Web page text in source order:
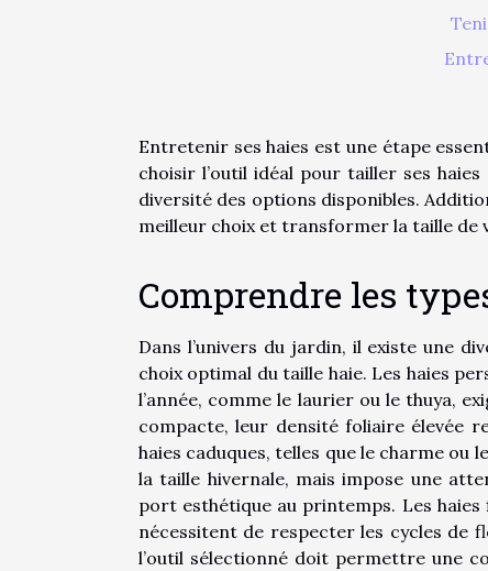
Entretenir ses haies est une étape
choisir l’outil idéal pour tailler ses
diversité des options disponibles.
meilleur choix et transformer la taille de
Comprendre les
Dans l’univers du jardin, il existe une
choix optimal du taille haie. Les haies
l’année, comme le laurier ou le thuya,
compacte, leur densité foliaire élevée
haies caduques, telles que le charme
la taille hivernale, mais impose une
port esthétique au printemps. Les
nécessitent de respecter les cycles de
l’outil sélectionné doit permettre une